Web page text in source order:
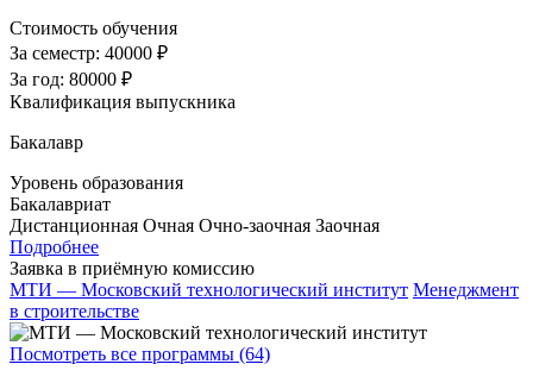
Стоимость обучения
За семестр: 40000 ₽
За год: 80000 ₽
Квалификация выпускника
Бакалавр
Уровень образования
Бакалавриат
Дистанционная Очная Очно-заочная Заочная
Подробнее
Заявка в приёмную комиссию
МТИ — Московский технологический институт Менеджмент
в строительстве
Посмотреть все программы (64)